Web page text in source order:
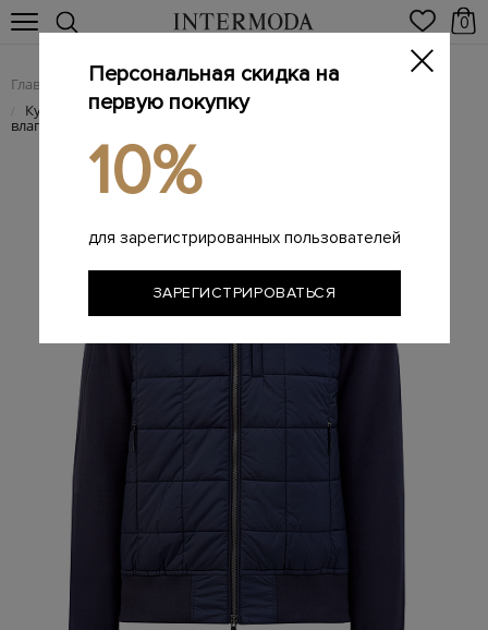
0
Главная Мужчинам / Одежда / Куртки
/ Куртка Griffin из утепленного футера и стеганой
влагостойкой тафты
Персональная скидка на
первую покупку
10%
для зарегистрированных пользователей
ЗАРЕГИСТРИРОВАТЬСЯ